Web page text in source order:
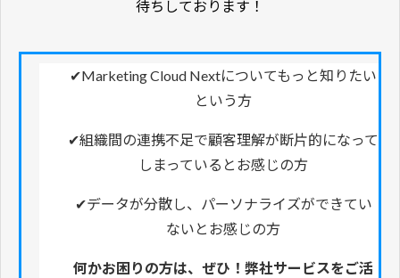
待ちしております！
✔Marketing Cloud Nextについてもっと知りたい
という方
✔組織間の連携不足で顧客理解が断片的になって
しまっているとお感じの方
✔データが分散し、パーソナライズができてい
ないとお感じの方
何かお困りの方は、ぜひ！弊社サービスをご活